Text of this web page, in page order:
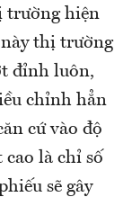
trường hiện
thị trường
đỉnh luôn,
chỉnh hẳn
cứ vào độ
là chỉ số
sẽ gây